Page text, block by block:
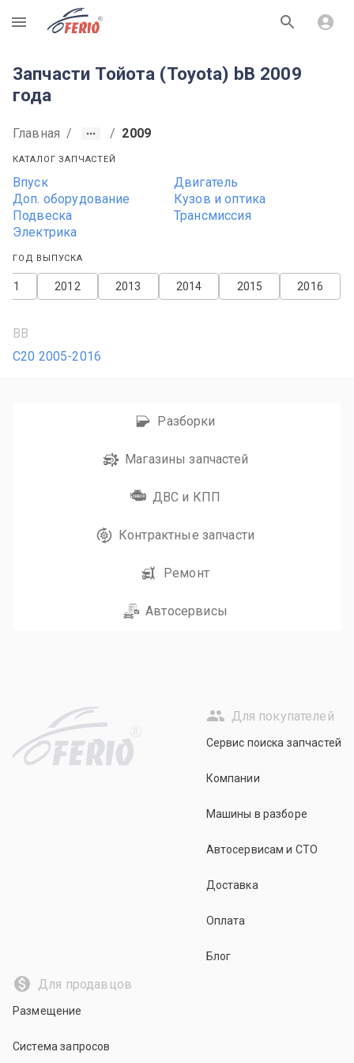
R
Запчасти Тойота (Toyota) bB 2009
года
Главная / / 2009
КАТАЛОГ ЗАПЧАСТЕЙ
Впуск
Двигатель
Доп. оборудование
Кузов и оптика
Подвеска
Трансмиссия
Электрика
ГОД ВЫПУСКА
2016
2015
2014
2013
2012
BB
С20 2005-2016
Разборки
Магазины запчастей
ДВС и КПП
Контрактные запчасти
Ремонт
Автосервисы
R
Для покупателей
Сервис поиска запчастей
Компании
Машины в разборе
Автосервисам и СТО
Доставка
Оплата
Блог
Для продавцов
Размещение
Система запросов